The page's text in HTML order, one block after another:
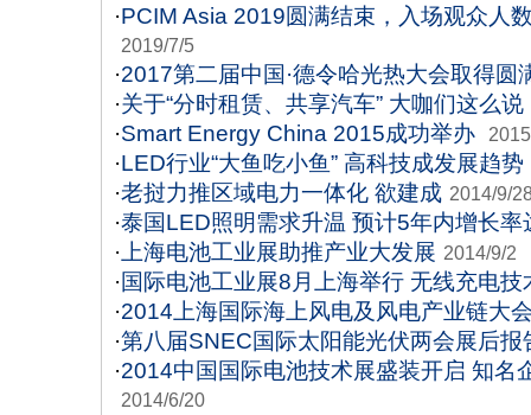
·PCIM Asia 2019圆满结束，入场观众人
2019/7/5
·2017第二届中国·德令哈光热大会取得圆
·关于“分时租赁、共享汽车” 大咖们这么说
·Smart Energy China 2015成功举办
·LED行业“大鱼吃小鱼” 高科技成发展趋势
·老挝力推区域电力一体化 欲建成 2014/9/
·泰国LED照明需求升温 预计5年内增长率
· 上海电池工业展助推产业大发展 2014/9/2
· 国际电池工业展8月上海举行 无线充电技
·2014上海国际海上风电及风电产业链大
·第八届SNEC国际太阳能光伏两会展后报
·2014中国国际电池技术展盛装开启 知名
2014/6/20